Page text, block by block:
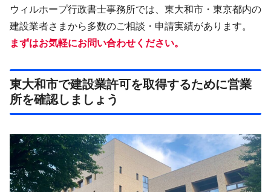
ウィルホープ行政書士事務所では、東大和市・東京都内の
建設業者さまから多数のご相談・申請実績があります。
まずはお気軽にお問い合わせください。
東大和市で建設業許可を取得するために営業
所を確認しましょう